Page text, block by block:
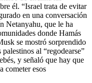
él. “Israel trata de evitar
en una conversación
Netanyahu, que le ha
donde Hamás
se mostró sorprendido
al “regodearse”
y señaló que hay que
cometer esos